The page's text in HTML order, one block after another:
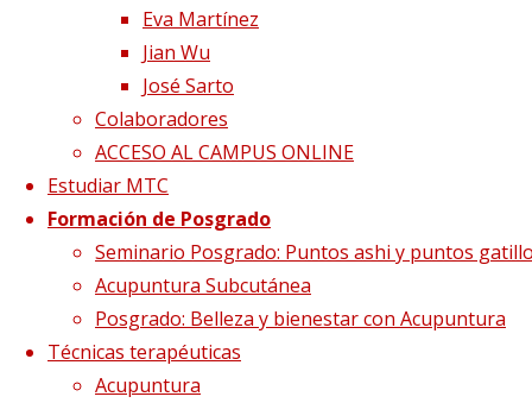
Eva Martínez
Jian Wu
José Sarto
Colaboradores
ACCESO AL CAMPUS ONLINE
Estudiar MTC
Formación de Posgrado
Seminario Posgrado: Puntos ashi y puntos
Acupuntura Subcutánea
Posgrado: Belleza y bienestar con Acupuntura
Técnicas terapéuticas
Acupuntura
Página de InicioBlog
Medicina Chinagripe4
gripe4
Tamaño completo2560 × 773
el Pulmón en Medicina China